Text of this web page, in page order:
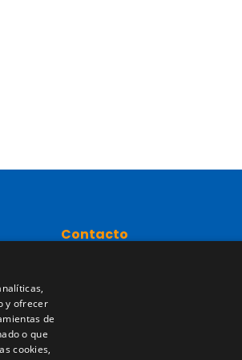
Contacto
y ofrecer
de
o que
cookies,